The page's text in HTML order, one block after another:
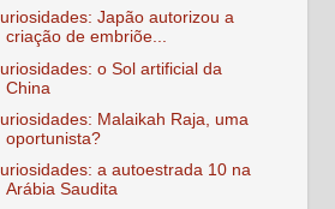
Japão autorizou a
criação de embriõe...
o Sol artificial da
China
Malaikah Raja, uma
oportunista?
a autoestrada 10 na
Arábia Saudita